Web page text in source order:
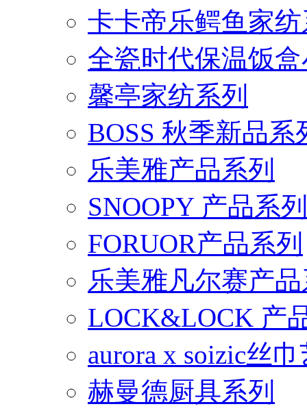
卡卡帝乐鳄鱼家
全瓷时代保温饭
馨亭家纺系列
BOSS 秋季新品系
乐美雅产品系列
SNOOPY 产品系列
FORUOR产品系列
乐美雅凡尔赛产
LOCK&LOCK 产
aurora x soizic丝
赫曼德厨具系列